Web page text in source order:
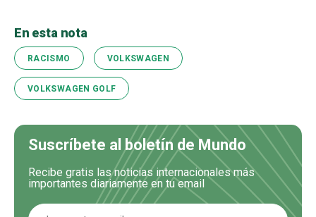
En esta nota
RACISMO VOLKSWAGEN
VOLKSWAGEN GOLF
Suscríbete al boletín de Mundo
Recibe gratis las noticias internacionales más
importantes diariamente en tu email